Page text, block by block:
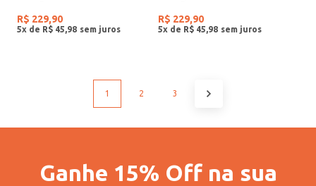
R$ 229,90
5x de R$ 45 98
R$ 229,90
5x de R$ 45 98
1 2 3
Ganhe 15% Off na sua